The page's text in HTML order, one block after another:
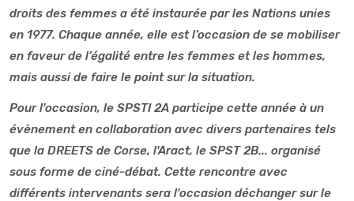
droits des femmes a été instaurée par les Nations unies
en 1977. Chaque année, elle est l’occasion de se mobiliser
en faveur de l’égalité entre les femmes et les hommes,
mais aussi de faire le point sur la situation.
Pour l'occasion, le SPSTI 2A participe cette année à un
évènement en collaboration avec divers partenaires tels
que la DREETS de Corse, l'Aract, le SPST 2B... organisé
sous forme de ciné-débat. Cette rencontre avec
différents intervenants sera l'occasion déchanger sur le